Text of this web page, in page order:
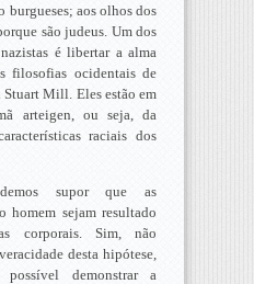
burgueses; aos olhos dos
são judeus. Um dos
é libertar a alma
filosofias ocidentais de
Stuart Mill. Eles estão em
arteigen, ou seja, da
raciais dos
supor que as
homem sejam resultado
corporais. Sim, não
desta hipótese,
demonstrar a